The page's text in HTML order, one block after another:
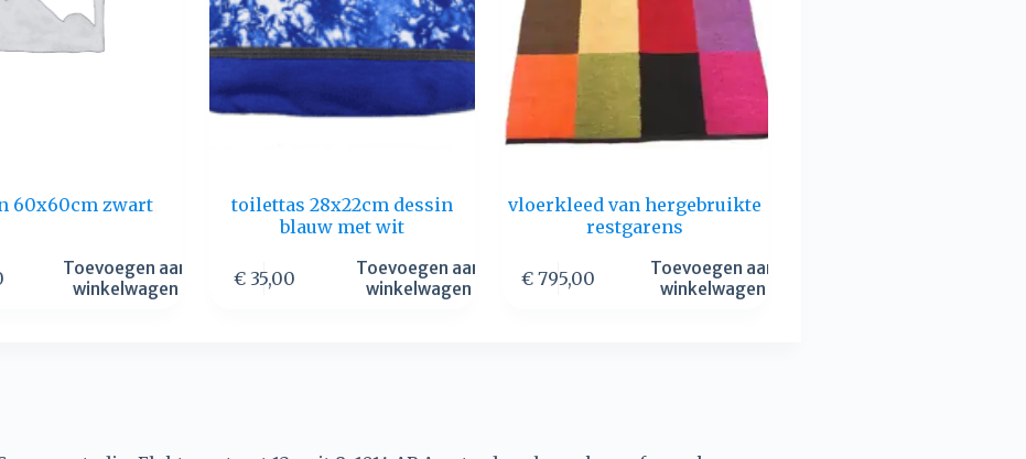
60x60cm zwart
Toevoegen aan
winkelwagen
toilettas 28x22cm dessin
blauw met wit
€35,00
Toevoegen aan
winkelwagen
vloerkleed van hergebruikte
restgarens
€795,00
Toevoegen aan
winkelwagen